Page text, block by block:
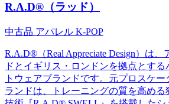
R.A.D®（ラッド）
中古品 アパレル K-POP
R.A.D®（Real Appreciate Design）は
ドとイギリス・ロンドンを拠点とす
トウェアブランドです。元プロスケ
ランドは、トレーニングの質を高め